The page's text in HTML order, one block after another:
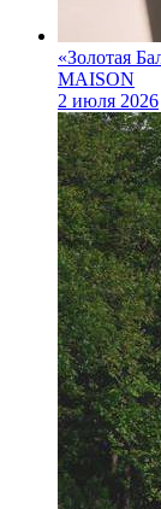
«Золотая
MAISON
2 июля 2026